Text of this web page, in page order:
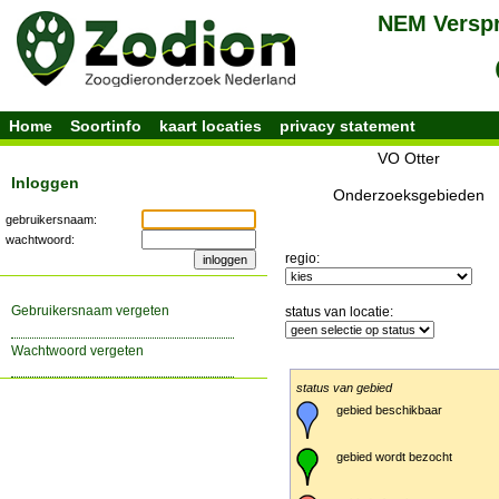
Home Soortinfo kaart locaties privacy statement
Inloggen
gebruikersnaam:
wachtwoord:
gebruikersnaam vergeten
wachtwoord vergeten
VO Otter
Onderzoeksgebieden
regio:
status van locatie:
status van gebied
gebied beschikbaar
gebied wordt bezocht